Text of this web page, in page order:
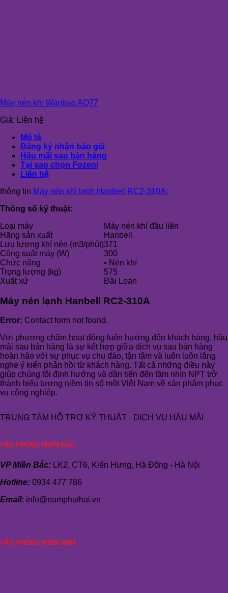
Máy nén khí Wanbao AQ77
Giá: Liên hệ
Mô tả
Đăng ký nhận báo giá
Hậu mãi sau bán hàng
Tại sao chọn Fozeni
Liên hệ
thông tin Máy nén khí lạnh Hanbell RC2-310A:
Thông số kỹ thuật:
Loại máy
Máy nén khí đầu liền
Hãng sản xuất
Hanbell
Lưu lượng khí nén (m3/phút)371
Công suất máy (W)
300
Chức năng
• Nén khí
Trọng lượng (kg)
575
Xuất xứ
Đài Loan
Máy nén lạnh Hanbell RC2-310A
Error: Contact form not found.
Với phương châm hoạt động luôn hướng đến khách hàng, hậu
mãi sau bán hàng là sự kết hợp giữa dịch vụ sau bán hàng
hoàn hảo với sự phục vụ chu đáo, tận tâm và luôn luôn lắng
nghe ý kiến phản hồi từ khách hàng. Tất cả những điều này
giúp chúng tôi định hướng và dần tiến đến tầm nhìn NPT trở
thành biểu tượng niềm tin số một Việt Nam về sản phẩm phục
vụ công nghiệp.
TRUNG TÂM HỖ TRỢ KỸ THUẬT - DỊCH VỤ HẬU MÃI
VĂN PHÒNG MIỀN BẮC
VP Miền Bắc: LK2, CT6, Kiến Hưng, Hà Đông - Hà Nội
Hotline: 0934 477 786
Email: info@namphuthai.vn
VĂN PHÒNG MIỀN NAM